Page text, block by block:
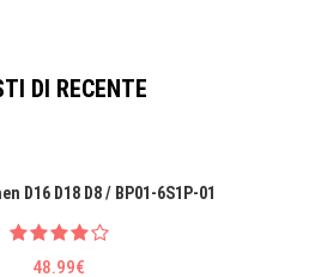
DI RECENTE
D16 D18 D8 / BP01-6S1P-01
48.99€